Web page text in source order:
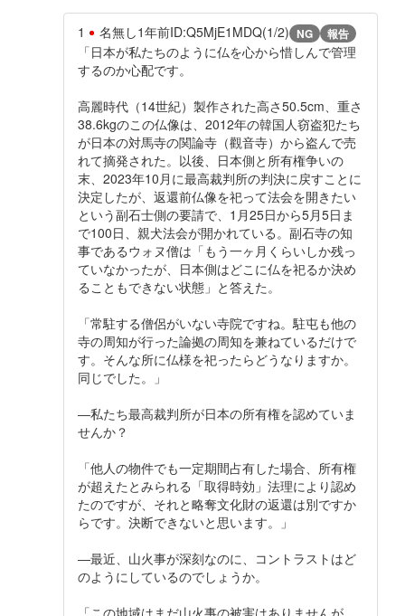
1 名無し1年前ID:Q5MjE1MDQ(1/2) NG 報告
「日本が私たちのように仏を心から惜しんで管理
するのか心配です。
高麗時代（14世紀）製作された高さ50.5cm、重さ
38.6kgのこの仏像は、2012年の韓国人窃盗犯たち
が日本の対馬寺の関論寺（觀音寺）から盗んで売
れて摘発された。以後、日本側と所有権争いの
末、2023年10月に最高裁判所の判決に戻すことに
決定したが、返還前仏像を祀って法会を開きたい
という副石士側の要請で、1月25日から5月5日ま
で100日、親犬法会が開かれている。副石寺の知
事であるウォヌ僧は「もう一ヶ月くらいしか残っ
ていなかったが、日本側はどこに仏を祀るか決め
ることもできない状態」と答えた。
「常駐する僧侶がいない寺院ですね。駐屯も他の
寺の周知が行った論拠の周知を兼ねているだけで
す。そんな所に仏様を祀ったらどうなりますか。
同じでした。」
―私たち最高裁判所が日本の所有権を認めていま
せんか？
「他人の物件でも一定期間占有した場合、所有権
が超えたとみられる「取得時効」法理により認め
たのですが、それと略奪文化財の返還は別ですか
らです。決断できないと思います。」
―最近、山火事が深刻なのに、コントラストはど
のようにしているのでしょうか。
「この地域はまだ山火事の被害はありませんが、